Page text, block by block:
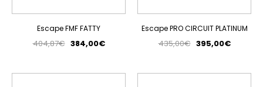
Escape FMF FATTY
404,87€ 384,00€
Escape PRO CIRCUIT PLATINUM
435,00€ 395,00€